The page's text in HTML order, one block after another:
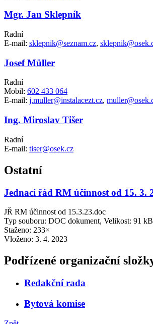
Mgr. Jan Sklepník
Radní
E-mail: sklepnik@seznam.cz,
Josef Müller
Radní
Mobil: 602 433 064
E-mail: j.muller@instalacezt.cz,
Ing. Miroslav Tišer
Radní
E-mail: tiser@osek.cz
Ostatní
Jednací řád RM účinnost od 15. 3.
JŘ RM účinnost od 15.3.23.doc
Typ souboru: DOC dokument, Velikost: 91 kB
Staženo: 233×
Vloženo: 3. 4. 2023
Podřízené organizační
Redakční rada
Bytová komise